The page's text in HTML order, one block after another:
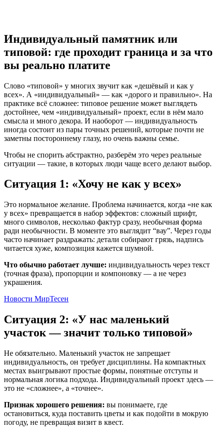
Индивидуальный памятник или
типовой: где проходит граница и за что
вы реально платите
Слово «типовой» у многих звучит как «дешёвый и как у
всех». А «индивидуальный» — как «дорого и правильно». На
практике всё сложнее: типовое решение может выглядеть
достойнее, чем «индивидуальный» проект, если в нём мало
смысла и много декора. И наоборот — индивидуальность
иногда состоит из пары точных решений, которые почти не
заметны постороннему глазу, но очень важны семье.
Чтобы не спорить абстрактно, разберём это через реальные
ситуации — такие, в которых люди чаще всего делают выбор.
Ситуация 1: «Хочу не как у всех»
Это нормальное желание. Проблема начинается, когда «не как
у всех» превращается в набор эффектов: сложный шрифт,
много символов, несколько фактур сразу, необычная форма
ради необычности. В моменте это выглядит “вау”. Через годы
часто начинает раздражать: детали собирают грязь, надпись
читается хуже, композиция кажется шумной.
Что обычно работает лучше: индивидуальность через текст
(точная фраза), пропорции и компоновку — а не через
украшения.
Новости МирТесен
Ситуация 2: «У нас маленький
участок — значит только типовой»
Не обязательно. Маленький участок не запрещает
индивидуальность, он требует дисциплины. На компактных
местах выигрывают простые формы, понятные отступы и
нормальная логика подхода. Индивидуальный проект здесь —
это не «сложнее», а «точнее».
Признак хорошего решения: вы понимаете, где
остановиться, куда поставить цветы и как подойти в мокрую
погоду, не превращая визит в квест.